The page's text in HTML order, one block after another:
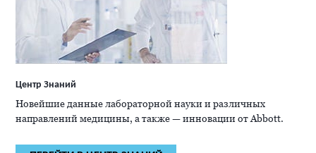
Центр Знаний
Новейшие данные лабораторной науки и различных
направлений медицины, а также — инновации от Abbott.